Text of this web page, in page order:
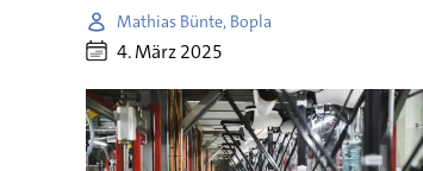
Mathias Bünte, Bopla
4. März 2025